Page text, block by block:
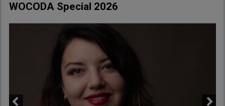
WOCODA Special 2026